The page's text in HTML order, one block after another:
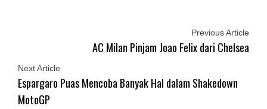
Previous Article
AC Milan Pinjam Joao Felix dari Chelsea
Next Article
Espargaro Puas Mencoba Banyak Hal dalam Shakedown
MotoGP